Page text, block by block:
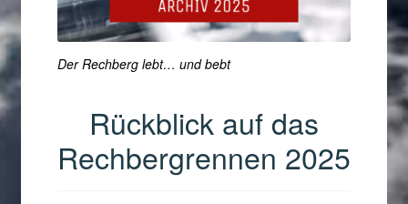
Parkplätze
Shop
Der Rechberg lebt… und bebt
Rückblick auf das
Rechbergrennen 2025